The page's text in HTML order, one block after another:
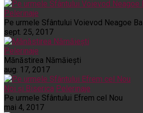
Pelerinaje
Pe urmele Sfântului Voievod Neagoe
sept. 25, 2017
Pelerinaje
Mănăstirea Nămăiești
aug. 17, 2017
Noi și Biserica Pelerinaje
Pe urmele Sfântului Efrem cel Nou
mai 4, 2017